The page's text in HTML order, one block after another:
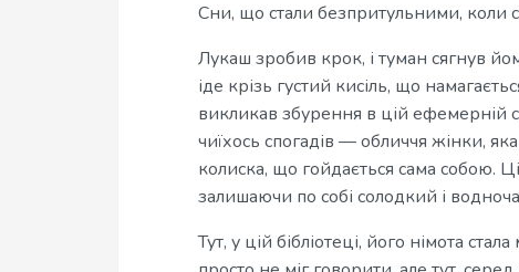
Сни, що стали безпритульними, коли
Лукаш зробив крок, і туман сягнув
іде крізь густий кисіль, що
викликав збурення в цій ефемерній
чиїхось спогадів — обличчя жінки,
колиска, що гойдається сама собою.
залишаючи по собі солодкий і
Тут, у цій бібліотеці, його німота